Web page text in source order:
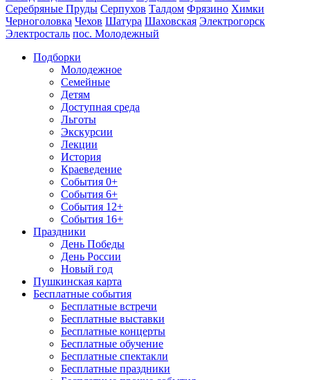
Серебряные Пруды Серпухов Талдом Фрязино Химки
Черноголовка Чехов Шатура Шаховская Электрогорск
Электросталь пос. Молодежный
Подборки
Молодежное
Семейные
Детям
Доступная среда
Льготы
Экскурсии
Лекции
История
Краеведение
События 0+
События 6+
События 12+
События 16+
Праздники
День Победы
День России
Новый год
Пушкинская карта
Бесплатные события
Бесплатные встречи
Бесплатные выставки
Бесплатные концерты
Бесплатные обучение
Бесплатные спектакли
Бесплатные праздники